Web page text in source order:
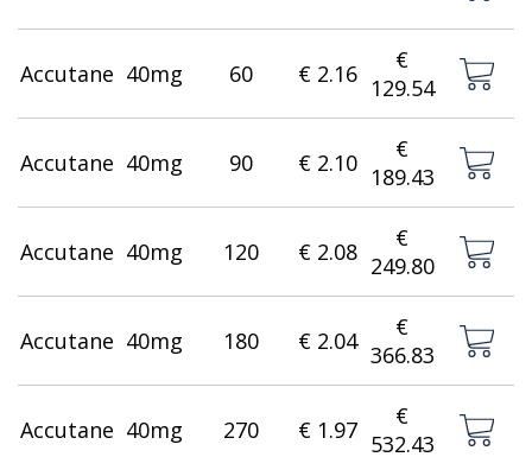
Accutane 40mg 60 € 2.16
€
129.54
Accutane 40mg 90 € 2.10
€
189.43
Accutane 40mg 120 € 2.08
€
249.80
Accutane 40mg 180 € 2.04
€
366.83
Accutane 40mg 270 € 1.97
€
532.43